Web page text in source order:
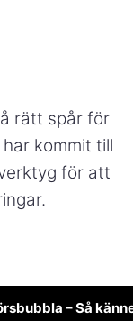
rätt spår för
kommit till
för att
– Så